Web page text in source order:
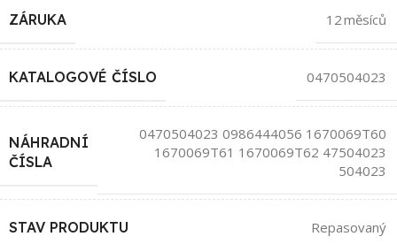
ZÁRUKA 12 měsíců
KATALOGOVÉ ČÍSLO 0470504023
NÁHRADNÍ
ČÍSLA
0470504023 0986444056 1670069T60
1670069T61 1670069T62 47504023
504023
STAV PRODUKTU Repasovaný